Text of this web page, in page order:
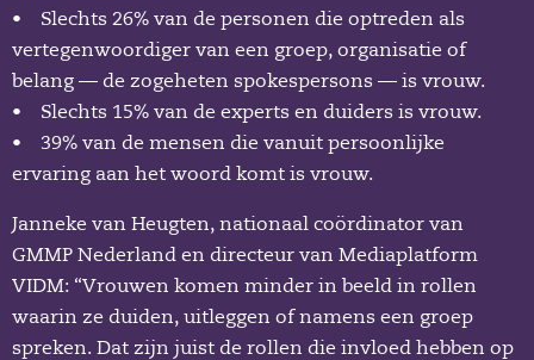
• Slechts 26% van de personen die optreden als
vertegenwoordiger van een groep, organisatie of
belang — de zogeheten spokespersons — is vrouw.
• Slechts 15% van de experts en duiders is vrouw.
• 39% van de mensen die vanuit persoonlijke
ervaring aan het woord komt is vrouw.
Janneke van Heugten, nationaal coördinator van
GMMP Nederland en directeur van Mediaplatform
VIDM: “Vrouwen komen minder in beeld in rollen
waarin ze duiden, uitleggen of namens een groep
spreken. Dat zijn juist de rollen die invloed hebben op